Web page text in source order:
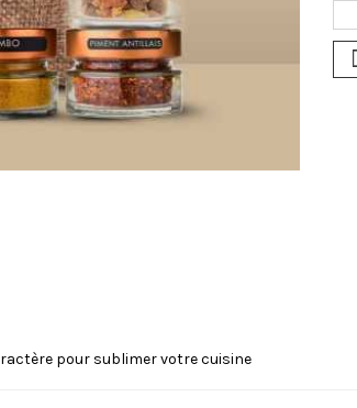
pour sublimer votre cuisine